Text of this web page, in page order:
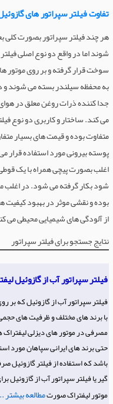
تفاوت فیلتر سپراتور های
هر چند فیلتر سپراتور بصورت کلی
شوند اما در واقع دو نوع اصلی
سوخت قرار گرفته و بر روی
به محفظه سیلندر بسته می شوند و
جدا کننده ذرات روغن معلق در
می کند. ساختار و کاربری دو نوع
متفاوت بوده و قیمت های بسیار
پوسته بیرونی مورد استفاده قرار
اغلب بصورت پیچی همراه با یک قوطی
شود بکار گرفته می شود. در اغلب
بوده و نقشی موثر در بهبود
از آلودگی های شیمیایی محیطی می
نتایج جستجو برای فیلتر سپراتور
فیلتر سپراتور آب از گازوئیل
فیلتر سپراتور آب از گازوئیل که بر
با برند های مختلف و ظرفیت های
مصرفی در موتور های دیزلی لیفتراک
حتی برند های ایرانی سپاهان مورد
باشد که استفاده از فیلتر گازوئیل
گیر یا فیلتر سپراتور آب از گازوئیل
موتور لیفتراک صورتمطالعه بیشتر